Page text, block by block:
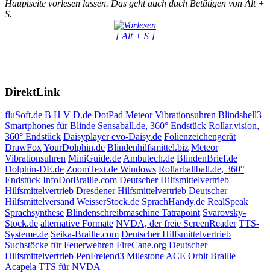
Hauptseite vorlesen lassen. Das geht auch duch Betätigen von Alt +
S.
[ Alt + S ]
DirektLink
fluSoft.de B H V D.de DotPad Meteor Vibrationsuhren Blindshell3
Smartphones für Blinde Sensaball.de, 360° Endstück Rollar.vision,
360° Endstück Daisyplayer evo-Daisy.de Folienzeichengerät
DrawFoxYourDolphin.de Blindenhilfsmittel.biz Meteor
Vibrationsuhren MiniGuide.deAmbutech.de BlindenBrief.de
Dolphin-DE.de ZoomText.de Windows Rollarballball.de, 360°
Endstück InfoDotBraille.com Deutscher Hilfsmittelvertrieb
Hilfsmittelvertrieb Dresdener Hilfsmittelvertrieb Deutscher
Hilfsmittelversand WeisserStock.de SprachHandy.de RealSpeak
Sprachsynthese Blindenschreibmaschine Tatrapoint Svarovsky-
Stock.de alternative Formate NVDA, der freie ScreenReader TTS-
Systeme.de Seika-Braille.com Deutscher Hilfsmittelvertrieb
Suchstöcke für Feuerwehren FireCane.org Deutscher
Hilfsmittelvertrieb PenFreiend3 Milestone ACE Orbit Braille
Acapela TTS für NVDA